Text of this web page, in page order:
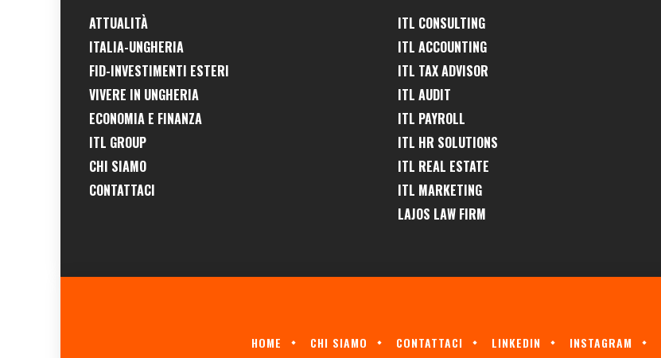
ATTUALITÀ
ITALIA-UNGHERIA
FID-INVESTIMENTI ESTERI
VIVERE IN UNGHERIA
ECONOMIA E FINANZA
ITL GROUP
CHI SIAMO
CONTATTACI
ITL CONSULTING
ITL ACCOUNTING
ITL TAX ADVISOR
ITL AUDIT
ITL PAYROLL
ITL HR SOLUTIONS
ITL REAL ESTATE
ITL MARKETING
LAJOS LAW FIRM
HOME CHI SIAMO CONTATTACI LINKEDIN INSTAGRAM